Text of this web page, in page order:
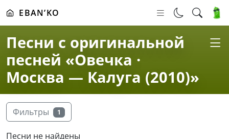
EBAN’KO
Песни с оригинальной
песней «Овечка ·
Москва — Калуга (2010)»
Фильтры 1
Песни не найдены